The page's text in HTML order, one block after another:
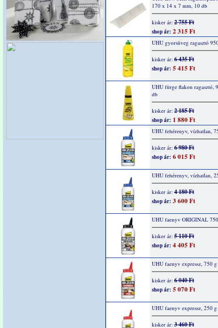
170 x 14 x 7 mm, 10 db
kisker ár: 2 755 Ft
shop ár: 2 315 Ft
UHU gyorsüveg ragasztó
kisker ár: 6 435 Ft
shop ár: 5 415 Ft
UHU fürge flakon ragasztó,
db
kisker ár: 2 185 Ft
shop ár: 1 880 Ft
UHU fehérenyv, vízhatlan,
kisker ár: 6 980 Ft
shop ár: 6 015 Ft
UHU fehérenyv, vízhatlan,
kisker ár: 4 180 Ft
shop ár: 3 600 Ft
UHU faenyv ORIGINAL
kisker ár: 5 110 Ft
shop ár: 4 405 Ft
UHU faenyv expressz, 750 g
kisker ár: 6 040 Ft
shop ár: 5 070 Ft
UHU faenyv expressz, 250 g
kisker ár: 3 460 Ft